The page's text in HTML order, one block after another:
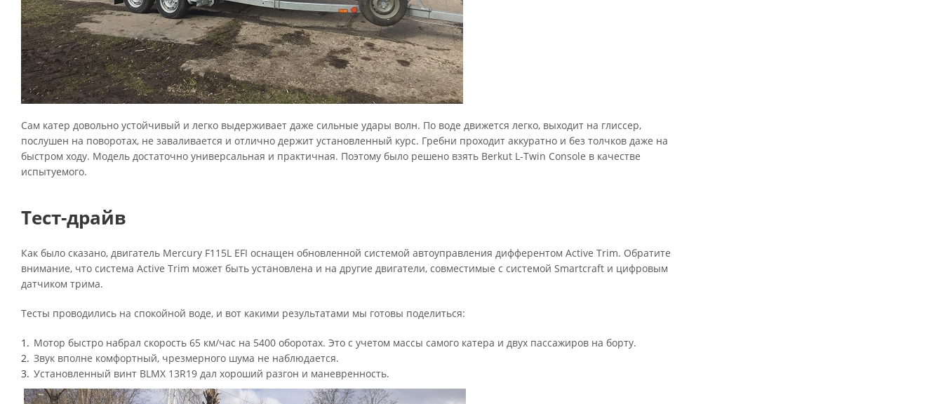
Сам катер довольно устойчивый и легко выдерживает даже сильные удары волн. По воде движется легко, выходит на глиссер,
послушен на поворотах, не заваливается и отлично держит установленный курс. Гребни проходит аккуратно и без толчков даже на
быстром ходу. Модель достаточно универсальная и практичная. Поэтому было решено взять Berkut L-Twin Console в качестве
испытуемого.
Тест-драйв
Как было сказано, двигатель Mercury F115L EFI оснащен обновленной системой автоуправления дифферентом Active Trim. Обратите
внимание, что система Active Trim может быть установлена и на другие двигатели, совместимые с системой Smartcraft и цифровым
датчиком трима.
Тесты проводились на спокойной воде, и вот какими результатами мы готовы поделиться:
Мотор быстро набрал скорость 65 км/час на 5400 оборотах. Это с учетом массы самого катера и двух пассажиров на борту.
Звук вполне комфортный, чрезмерного шума не наблюдается.
Установленный винт BLMX 13R19 дал хороший разгон и маневренность.